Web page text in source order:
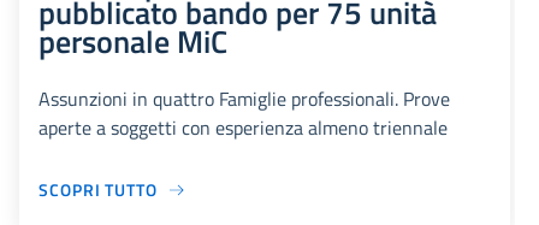
pubblicato bando per 75 unità
personale MiC
Assunzioni in quattro Famiglie professionali. Prove
aperte a soggetti con esperienza almeno triennale
SCOPRI TUTTO